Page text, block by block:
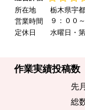
所在地
栃木県宇
営業時間
９：００
定休日
水曜日・
作業実績投稿数
先
総